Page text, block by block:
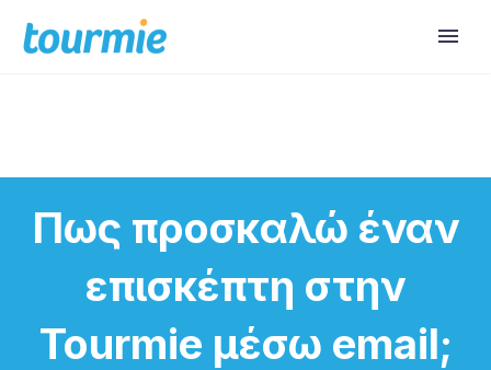
Πως προσκαλώ έναν
επισκέπτη στην
Tourmie μέσω email;